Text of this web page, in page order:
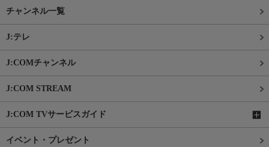
チャンネル一覧
J:テレ
J:COMチャンネル
J:COM STREAM
J:COM TVサービスガイド
イベント・プレゼント